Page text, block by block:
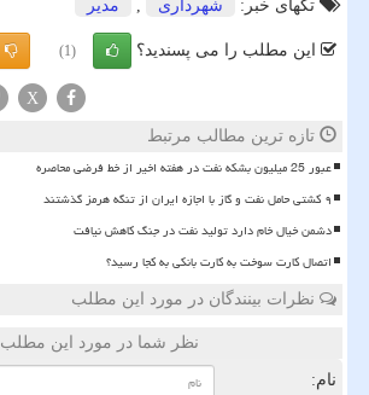
تگهای خبر: شهرداری , مدیر
این مطلب را می پسندید؟ (1)
X
تازه ترین مطالب مرتبط
عبور 25 میلیون بشکه نفت در هفته اخیر از خط فرضی محاصره
۹ کشتی حامل نفت و گاز با اجازه ایران از تنگه هرمز گذشتند
دشمن خیال خام دارد تولید نفت در جنگ کاهش نیافت
اتصال کارت سوخت به کارت بانکی به کجا رسید؟
نظرات بینندگان در مورد این مطلب
نظر شما در مورد این مطلب
نام: